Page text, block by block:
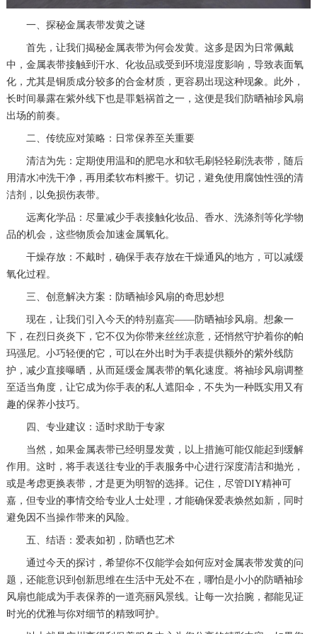
一、探秘金属表带发黄之谜
首先，让我们揭秘金属表带为何会发黄。这多是因为日常佩戴
中，金属表带接触到汗水、化妆品或受到环境湿度影响，导致表面氧
化，尤其是铜质成分较多的合金材质，更容易出现这种现象。此外，
长时间暴露在紫外线下也是罪魁祸首之一，这便是我们防晒袖珍风扇
出场的前奏。
二、传统应对策略：日常保养至关重要
清洁为先：定期使用温和的肥皂水和软毛刷轻轻刷洗表带，随后
用清水冲洗干净，再用柔软布料擦干。切记，避免使用腐蚀性强的清
洁剂，以免损伤表带。
远离化学品：尽量减少手表接触化妆品、香水、洗涤剂等化学物
品的机会，这些物质会加速金属氧化。
干燥存放：不戴时，确保手表存放在干燥通风的地方，可以减缓
氧化过程。
三、创意解决方案：防晒袖珍风扇的奇思妙想
现在，让我们引入今天的特别嘉宾——防晒袖珍风扇。想象一
下，在烈日炎炎下，它不仅为你带来丝丝凉意，还悄然守护着你的帕
玛强尼。小巧轻便的它，可以在外出时为手表提供额外的紫外线防
护，减少直接曝晒，从而延缓金属表带的氧化速度。将袖珍风扇调整
至适当角度，让它成为你手表的私人遮阳伞，不失为一种既实用又有
趣的保养小技巧。
四、专业建议：适时求助于专家
当然，如果金属表带已经明显发黄，以上措施可能仅能起到缓解
作用。这时，将手表送往专业的手表服务中心进行深度清洁和抛光，
或是考虑更换表带，才是更为明智的选择。记住，尽管DIY精神可
嘉，但专业的事情交给专业人士处理，才能确保爱表焕然如新，同时
避免因不当操作带来的风险。
五、结语：爱表如初，防晒也艺术
通过今天的探讨，希望你不仅能学会如何应对金属表带发黄的问
题，还能意识到创新思维在生活中无处不在，哪怕是小小的防晒袖珍
风扇也能成为手表保养的一道亮丽风景线。让每一次抬腕，都能见证
时光的优雅与你对细节的精致呵护。